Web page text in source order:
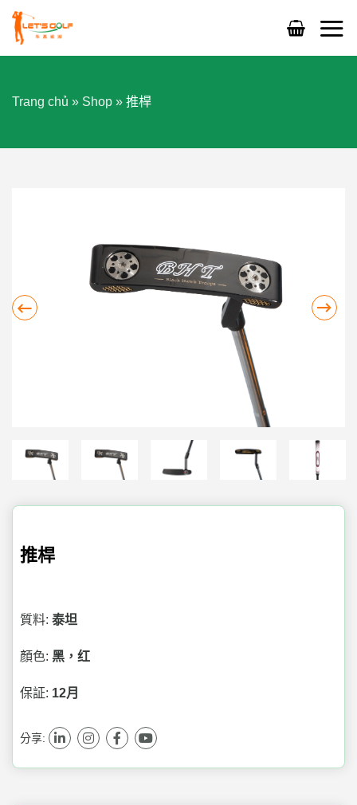
content
Trang chủ » Shop » 推桿
推桿
質料: 泰坦
顏色: 黑，红
保証: 12月
分享: